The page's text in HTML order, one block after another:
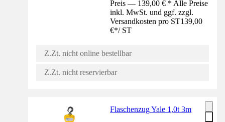
Preis — 139,00 € * Alle Preise
inkl. MwSt. und ggf. zzgl.
Versandkosten pro ST139,00
€*/ ST
Z.Zt. nicht online bestellbar
Z.Zt. nicht reservierbar
Flaschenzug Yale 1,0t 3m